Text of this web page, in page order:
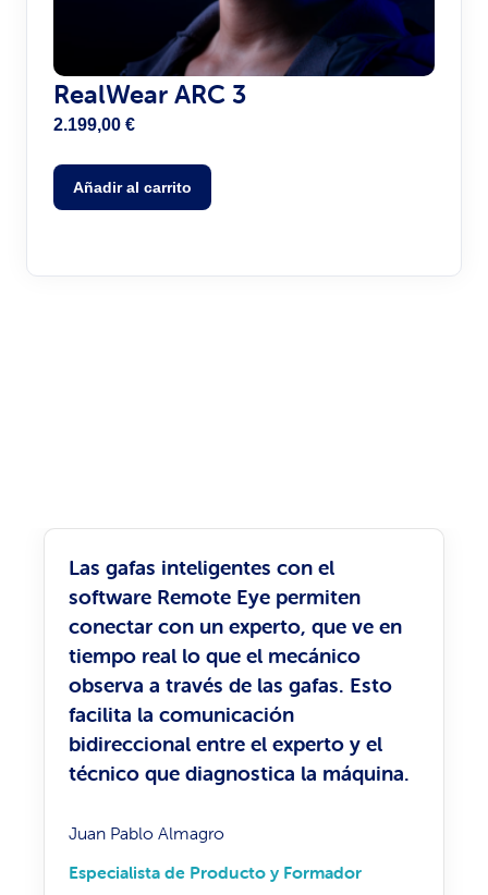
RealWear ARC 3
2.199,00 €
Añadir al carrito
Las gafas inteligentes con el
software Remote Eye permiten
conectar con un experto, que ve en
tiempo real lo que el mecánico
observa a través de las gafas. Esto
facilita la comunicación
bidireccional entre el experto y el
técnico que diagnostica la máquina.
Juan Pablo Almagro
Especialista de Producto y Formador